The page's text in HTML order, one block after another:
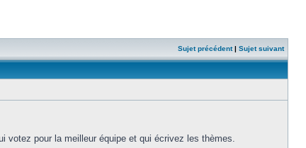
Sujet précédent| Sujet suivant
votez pour la meilleur équipe et qui écrivez les thèmes.